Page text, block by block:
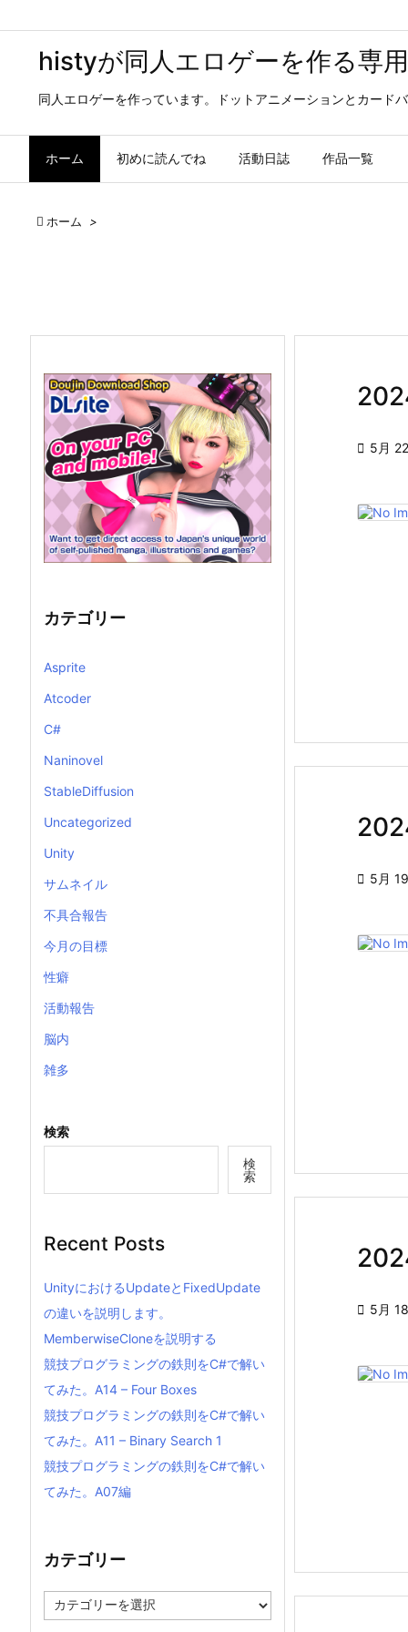
histyが同人エロゲーを作る専
同人エロゲーを作っています。ドットアニメーションとカードバ
ホーム 初めに読んでね 活動日誌 作品一覧
 ホーム >
 5月
 5月
 5月
カテゴリー
Asprite
Atcoder
C#
Naninovel
StableDiffusion
Uncategorized
Unity
サムネイル
不具合報告
今月の目標
性癖
活動報告
脳内
雑多
検索
検
索
Recent Posts
UnityにおけるUpdateとFixedUpdate
の違いを説明します。
MemberwiseCloneを説明する
競技プログラミングの鉄則をC#で解い
てみた。A14 – Four Boxes
競技プログラミングの鉄則をC#で解い
てみた。A11 – Binary Search 1
競技プログラミングの鉄則をC#で解い
てみた。A07編
カテゴリー
テ